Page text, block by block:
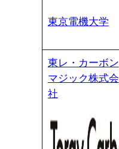
東京電機大学
東レ・カーボン
マジック株式会
社